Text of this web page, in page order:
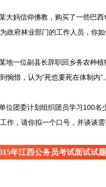
妈信仰佛教，购买了一些巴西
政府林业部门的工作人员，你
一位副县长辞职回乡务农种植
惋惜，认为“死也要死在体制内”
团委计划组织团员学习100名少
作，请你拟一个口号，并谈谈需
年江西公务员考试面试试